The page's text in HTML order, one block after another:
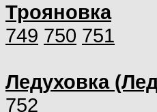
Трояновка
749 750 751
Ледуховка
752